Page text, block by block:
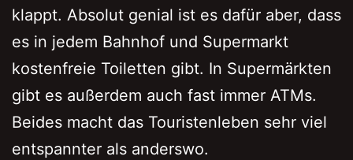
klappt. Absolut genial ist es dafür aber, dass
es in jedem Bahnhof und Supermarkt
kostenfreie Toiletten gibt. In Supermärkten
gibt es außerdem auch fast immer ATMs.
Beides macht das Touristenleben sehr viel
entspannter als anderswo.